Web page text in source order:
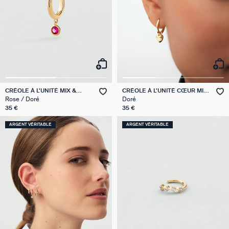
CRÉOLE À L'UNITÉ MIX &
MATCH
Rose / Doré
35 €
CRÉOLE À L'UNITÉ CŒUR MIX
& MATCH
Doré
35 €
ARGENT VÉRITABLE ARGENT VÉRITABLE